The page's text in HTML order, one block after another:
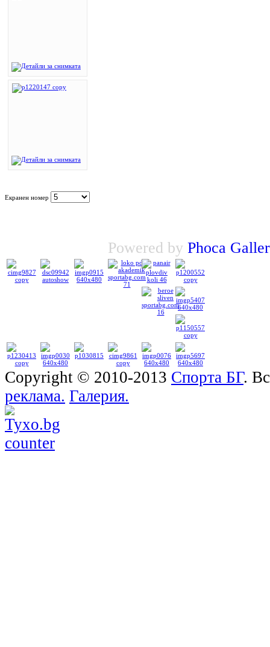
Екранен номер
Powered by Phoca
Copyright © 2010-2013 Спорта БГ.
реклама. Галерия.